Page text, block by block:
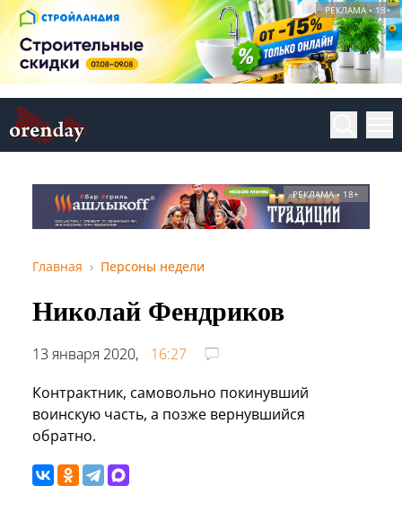
РЕКЛАМА • 18+
РЕКЛАМА • 18+
Главная Персоны недели
Николай Фендриков
13 января 2020,
16:27
Контрактник, самовольно покинувший
воинскую часть, а позже вернувшийся
обратно.